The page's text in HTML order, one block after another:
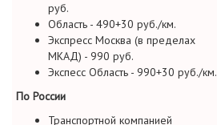
руб.
Область - 490+30 руб./км.
Экспресс Москва (в пределах
МКАД) - 990 руб.
Экспесс Область - 990+30 руб./км.
По России
Транспортной компанией